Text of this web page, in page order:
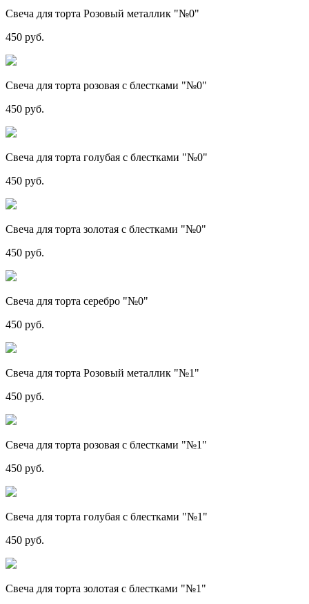
Свеча для торта Розовый металлик "№0"
450 руб.
Свеча для торта розовая с блестками "№0"
450 руб.
Свеча для торта голубая с блестками "№0"
450 руб.
Свеча для торта золотая с блестками "№0"
450 руб.
Свеча для торта серебро "№0"
450 руб.
Свеча для торта Розовый металлик "№1"
450 руб.
Свеча для торта розовая с блестками "№1"
450 руб.
Свеча для торта голубая с блестками "№1"
450 руб.
Свеча для торта золотая с блестками "№1"